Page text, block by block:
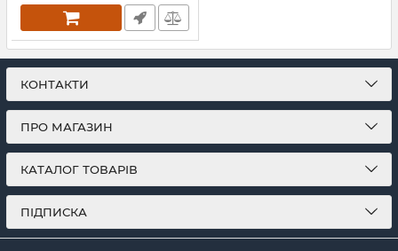
КОНТАКТИ
ПРО МАГАЗИН
КАТАЛОГ ТОВАРІВ
ПІДПИСКА